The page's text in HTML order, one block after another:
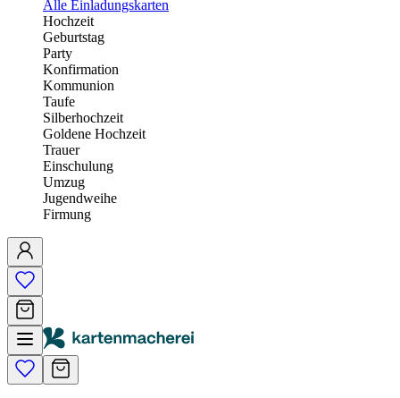
Alle Einladungskarten
Hochzeit
Geburtstag
Party
Konfirmation
Kommunion
Taufe
Silberhochzeit
Goldene Hochzeit
Trauer
Einschulung
Umzug
Jugendweihe
Firmung